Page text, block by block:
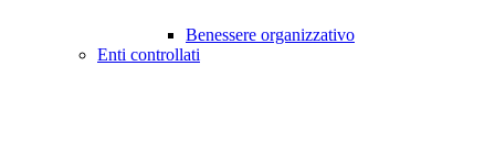
Benessere organizzativo
Enti controllati